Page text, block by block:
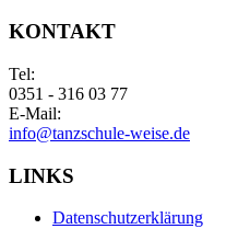
KONTAKT
Tel:
0351 - 316 03 77
E-Mail:
info@tanzschule-weise.de
LINKS
Datenschutzerklärung